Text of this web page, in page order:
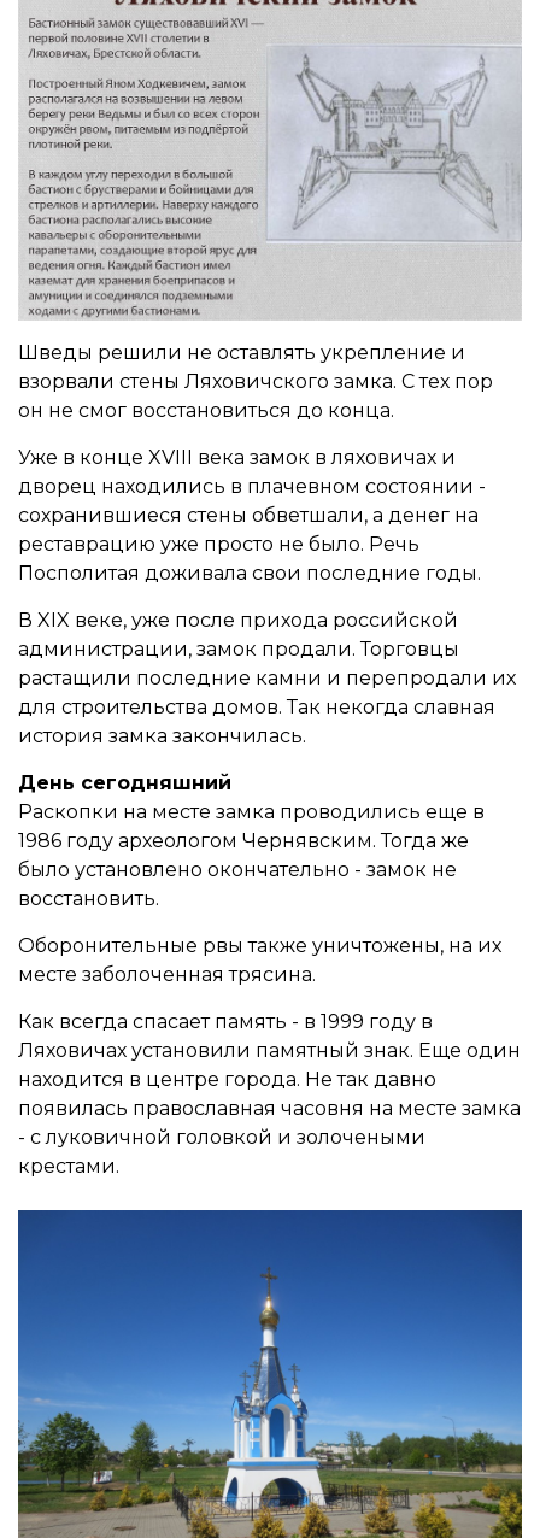
Шведы решили не оставлять укрепление и
взорвали стены Ляховичского замка. С тех пор
он не смог восстановиться до конца.
Уже в конце XVIII века замок в ляховичах и
дворец находились в плачевном состоянии -
сохранившиеся стены обветшали, а денег на
реставрацию уже просто не было. Речь
Посполитая доживала свои последние годы.
В XIX веке, уже после прихода российской
администрации, замок продали. Торговцы
растащили последние камни и перепродали их
для строительства домов. Так некогда славная
история замка закончилась.
День сегодняшний
Раскопки на месте замка проводились еще в
1986 году археологом Чернявским. Тогда же
было установлено окончательно - замок не
восстановить.
Оборонительные рвы также уничтожены, на их
месте заболоченная трясина.
Как всегда спасает память - в 1999 году в
Ляховичах установили памятный знак. Еще один
находится в центре города. Не так давно
появилась православная часовня на месте замка
- с луковичной головкой и золочеными
крестами.